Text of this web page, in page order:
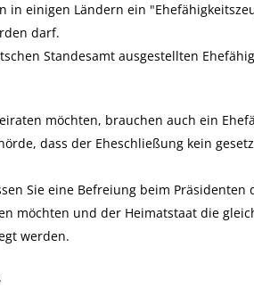
einigen Ländern ein
darf.
Standesamt ausgestellten
möchten, brauchen auch ein
dass der Eheschließung kein
Sie eine Befreiung beim Präsidenten
möchten und der Heimatstaat die
werden.